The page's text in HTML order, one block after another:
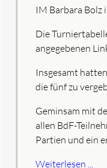
IM Barbara Bolz
Die
angegebenen
Insgesamt
die fünf zu
Geminsam mit
allen BdF-
Partien und ein
Weiterlesen ...